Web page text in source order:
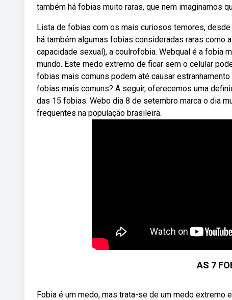
também há fobias muito raras, que nem imaginamos
Lista de fobias com os mais curiosos temores,
há também algumas fobias consideradas raras como
capacidade sexual), a coulrofobia. Webqual é a fobia
mundo. Este medo extremo de ficar sem o celular
fobias mais comuns podem até causar
fobias mais comuns? A seguir, oferecemos uma
das 15 fobias. Webo dia 8 de setembro marca o dia
frequentes na população brasileira.
AS 7
Fobia é um medo, mas trata-se de um medo